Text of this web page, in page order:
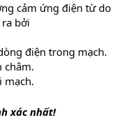
cảm ứng điện từ do
bởi
điện trong mạch.
châm.
mạch.
xác nhất!